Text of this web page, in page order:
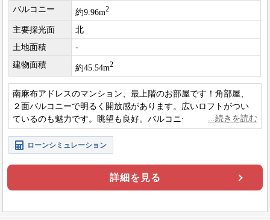
バルコニー
約9.96m2
主要採光面
北
土地面積
-
建物面積
約45.54m2
南麻布アドレスのマンション、最上階のお部屋です！角部屋、
２面バルコニーで明るく開放感があります。広いロフトがつい
ているのも魅力です。眺望も良好。バルコニーから隣地の豊か
な緑を望めます。
ローンシミュレーション
詳細を見る